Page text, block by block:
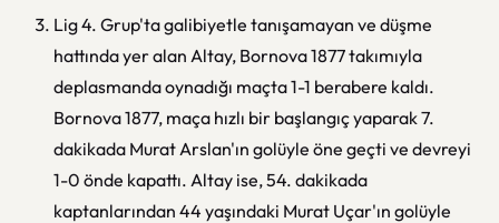
Lig 4. Grup'ta galibiyetle tanışamayan ve düşme
hattında yer alan Altay, Bornova 1877 takımıyla
deplasmanda oynadığı maçta 1-1 berabere kaldı.
Bornova 1877, maça hızlı bir başlangıç yaparak 7.
dakikada Murat Arslan'ın golüyle öne geçti ve devreyi
1-0 önde kapattı. Altay ise, 54. dakikada
kaptanlarından 44 yaşındaki Murat Uçar'ın golüyle